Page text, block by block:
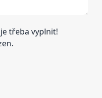
třeba vyplnit!